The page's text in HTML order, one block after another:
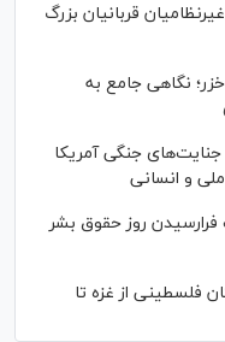
قربانیان بزرگ
نگاهی جامع به
جنگی آمریکا
و انسانی
روز حقوق بشر
فلسطینی از غزه تا